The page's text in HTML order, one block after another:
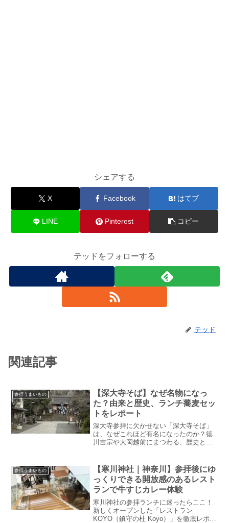
シェアする
X Facebook はてブ
LINE Pinterest コピー
テッドをフォローする
テッド
関連記事
参拝うまいもの
【深大寺そば】なぜ名物になっ
た？由来と歴史、ランチ蕎麦セッ
トをレポート
深大寺参拝に欠かせない「深大寺そば」
は、なぜこれほど有名になったのか？徳
川吉宗や大岡越前にまつわる、歴史と由
名も「門前」で、お得な蕎麦セットを実
食レポート！江戸時代から続く伝統の味
と、現代の参拝客を虜にする名店の魅力
を、お腹いっぱいにお届けするグルメ紀
行です。
参拝うまいもの
【寒川神社｜神奈川】参拝後にゆ
っくりできる開放感のあるレスト
ランで牛すじカレー体験
寒川神社の参拝ランチに迷ったらここ！
新しくオープンした「レストラン
KOYO（鎮守の杜 Koyo）」を徹底レポー